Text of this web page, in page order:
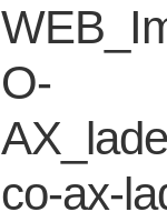
O-
co-ax-